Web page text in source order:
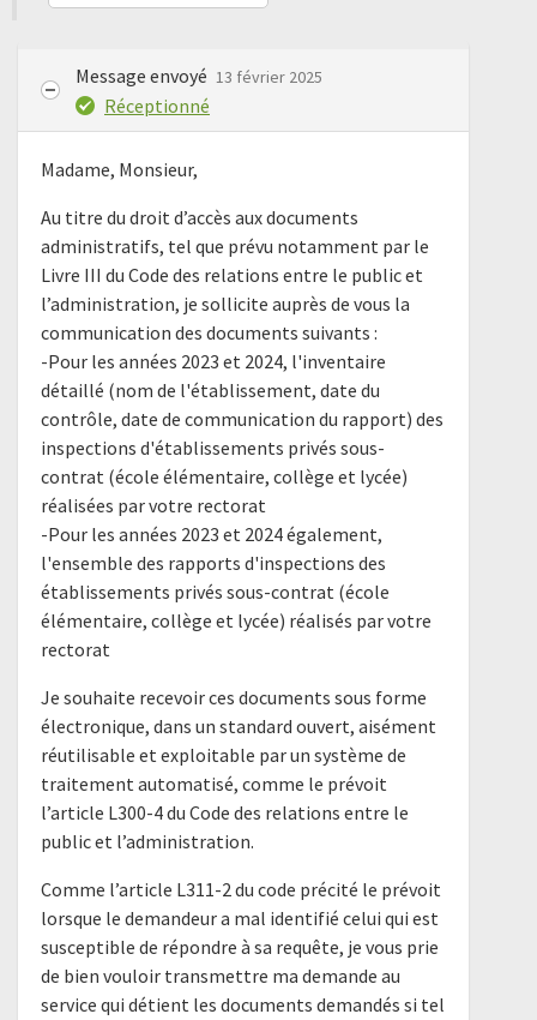
Message envoyé 13 février 2025
Réceptionné
Madame, Monsieur,
Au titre du droit d’accès aux documents
administratifs, tel que prévu notamment par le
Livre III du Code des relations entre le public et
l’administration, je sollicite auprès de vous la
communication des documents suivants :
-Pour les années 2023 et 2024, l'inventaire
détaillé (nom de l'établissement, date du
contrôle, date de communication du rapport) des
inspections d'établissements privés sous-
contrat (école élémentaire, collège et lycée)
réalisées par votre rectorat
-Pour les années 2023 et 2024 également,
l'ensemble des rapports d'inspections des
établissements privés sous-contrat (école
élémentaire, collège et lycée) réalisés par votre
rectorat
Je souhaite recevoir ces documents sous forme
électronique, dans un standard ouvert, aisément
réutilisable et exploitable par un système de
traitement automatisé, comme le prévoit
l’article L300-4 du Code des relations entre le
public et l’administration.
Comme l’article L311-2 du code précité le prévoit
lorsque le demandeur a mal identifié celui qui est
susceptible de répondre à sa requête, je vous prie
de bien vouloir transmettre ma demande au
service qui détient les documents demandés si tel